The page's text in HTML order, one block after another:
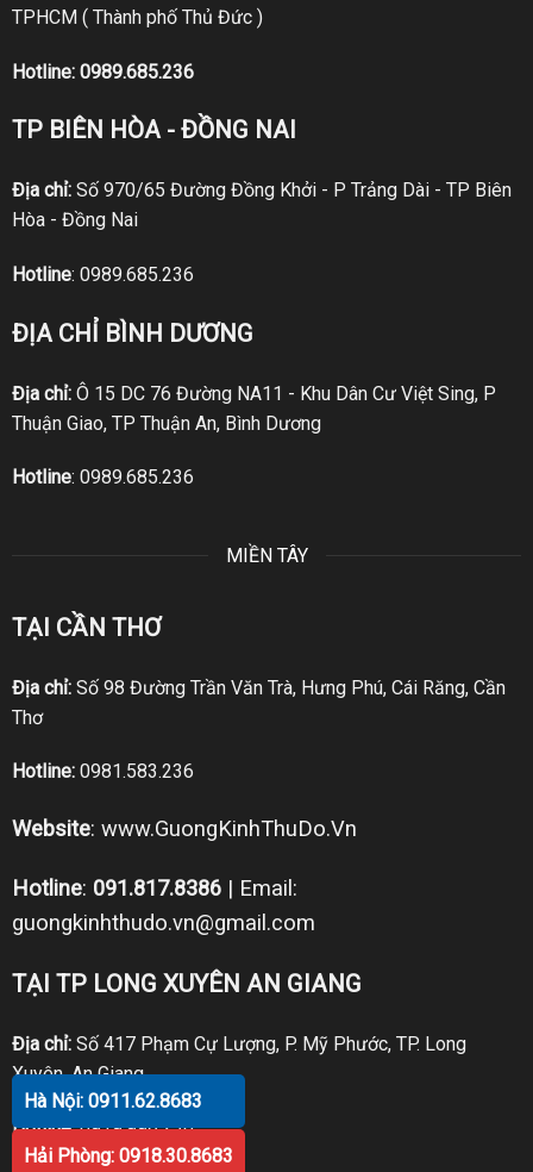
TPHCM ( Thành phố Thủ Đức )
Hotline: 0989.685.236
TP BIÊN HÒA - ĐỒNG NAI
Địa chỉ:Số 970/65 Đường Đồng Khởi - P Trảng Dài - TP Biên
Hòa - Đồng Nai
Hotline: 0989.685.236
ĐỊA CHỈ BÌNH DƯƠNG
Địa chỉ:Ô 15 DC 76 Đường NA11 - Khu Dân Cư Việt Sing, P
Thuận Giao, TP Thuận An, Bình Dương
Hotline: 0989.685.236
MIỀN TÂY
TẠI CẦN THƠ
Địa chỉ:Số 98 Đường Trần Văn Trà, Hưng Phú, Cái Răng, Cần
Thơ
Hotline: 0981.583.236
Website: www.GuongKinhThuDo.Vn
Hotline: 091.817.8386| Email:
guongkinhthudo.vn@gmail.com
TẠI TP LONG XUYÊN AN GIANG
Địa chỉ:Số 417 Phạm Cự Lượng, P. Mỹ Phước, TP. Long
Xuyên, An Giang
Hotline: 0919.998.236
Hà Nội: 0911.62.8683
Hải Phòng: 0918.30.8683